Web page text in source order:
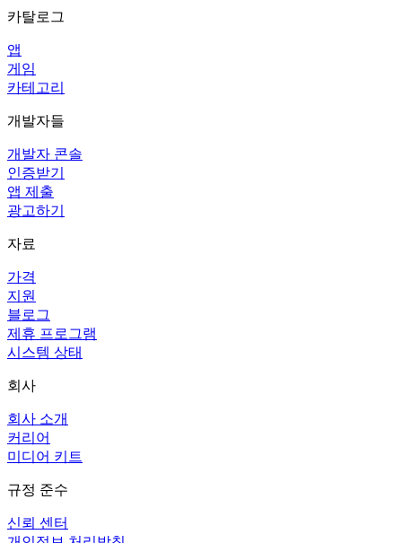
카탈로그
앱
게임
카테고리
개발자들
개발자 콘솔
인증받기
앱 제출
광고하기
자료
가격
지원
블로그
제휴 프로그램
시스템 상태
회사
회사 소개
커리어
미디어 키트
규정 준수
신뢰 센터